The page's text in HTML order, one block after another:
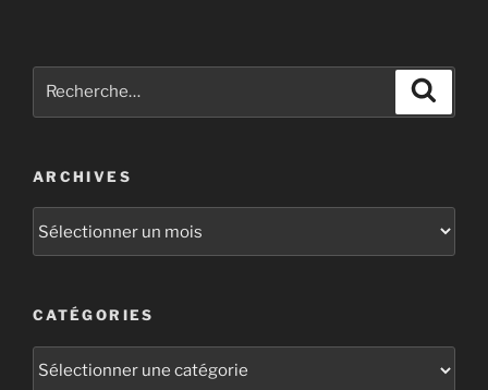
ARCHIVES
CATÉGORIES